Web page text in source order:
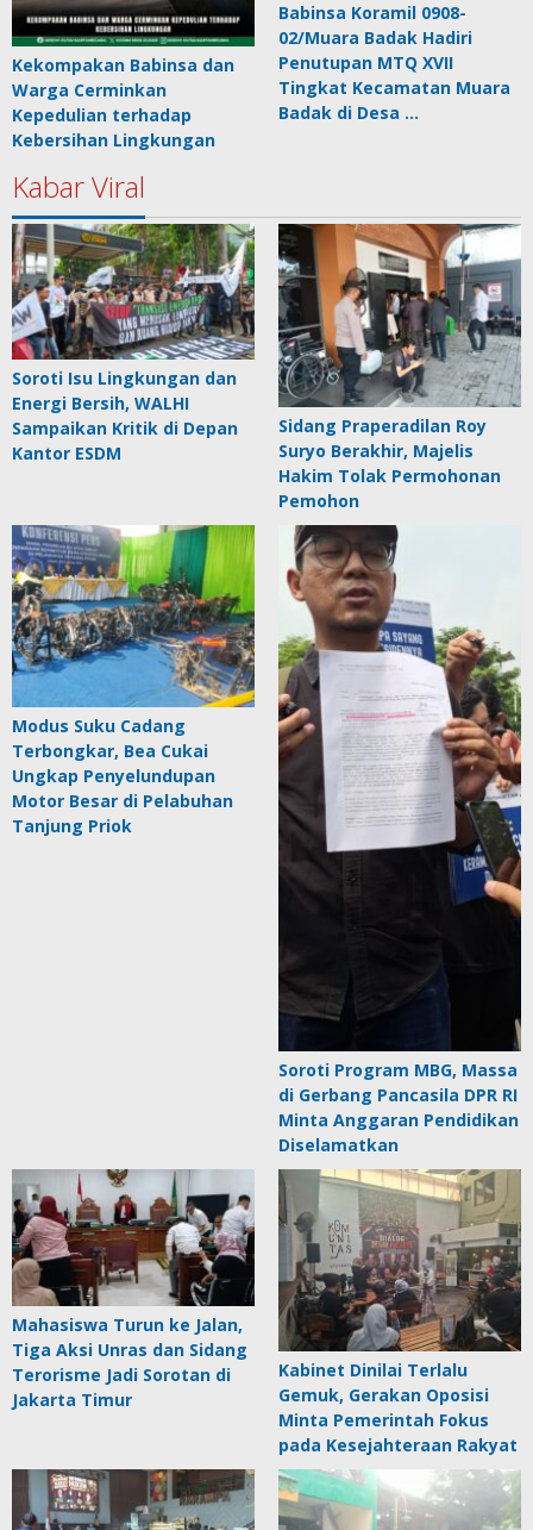
Kekompakan Babinsa dan
Warga Cerminkan
Kepedulian terhadap
Kebersihan Lingkungan
Babinsa Koramil 0908-
02/Muara Badak Hadiri
Penutupan MTQ XVII
Tingkat Kecamatan Muara
Badak di Desa …
Kabar Viral
Soroti Isu Lingkungan dan
Energi Bersih, WALHI
Sampaikan Kritik di Depan
Kantor ESDM
Sidang Praperadilan Roy
Suryo Berakhir, Majelis
Hakim Tolak Permohonan
Pemohon
Modus Suku Cadang
Terbongkar, Bea Cukai
Ungkap Penyelundupan
Motor Besar di Pelabuhan
Tanjung Priok
Soroti Program MBG, Massa
di Gerbang Pancasila DPR RI
Minta Anggaran Pendidikan
Diselamatkan
Mahasiswa Turun ke Jalan,
Tiga Aksi Unras dan Sidang
Terorisme Jadi Sorotan di
Jakarta Timur
Kabinet Dinilai Terlalu
Gemuk, Gerakan Oposisi
Minta Pemerintah Fokus
pada Kesejahteraan Rakyat